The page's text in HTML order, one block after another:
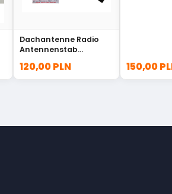
Dachantenne Radio
Antennenstab
39251-68L00
120,00 PLN 150,00